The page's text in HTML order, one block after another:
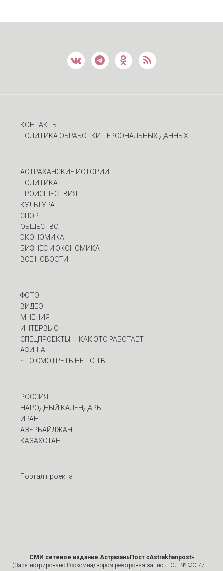
КОНТАКТЫ
ПОЛИТИКА ОБРАБОТКИ ПЕРСОНАЛЬНЫХ ДАННЫХ
АСТРАХАНСКИЕ ИСТОРИИ
ПОЛИТИКА
ПРОИСШЕСТВИЯ
КУЛЬТУРА
СПОРТ
ОБЩЕСТВО
ЭКОНОМИКА
БИЗНЕС И ЭКОНОМИКА
ВСЕ НОВОСТИ
ФОТО
ВИДЕО
МНЕНИЯ
ИНТЕРВЬЮ
CПЕЦПРОЕКТЫ — КАК ЭТО РАБОТАЕТ
АФИША
ЧТО СМОТРЕТЬ НЕ ПО ТВ
РОССИЯ
НАРОДНЫЙ КАЛЕНДАРЬ
ИРАН
АЗЕРБАЙДЖАН
КАЗАХСТАН
Портал проекта
СМИ сетевое издание АстраханьПост «Astrakhanpost»
(Зарегистрировано Роскомнадзором реестровая запись: ЭЛ № ФС 77 —